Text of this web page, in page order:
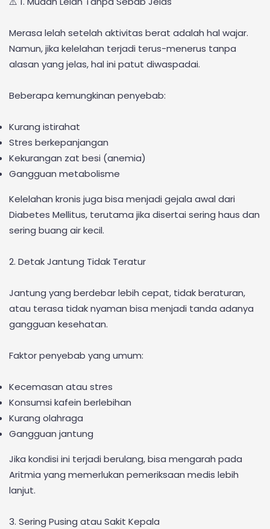
Merasa lelah setelah aktivitas berat adalah hal wajar.
Namun, jika kelelahan terjadi terus-menerus tanpa
alasan yang jelas, hal ini patut diwaspadai.
Beberapa kemungkinan penyebab:
Kurang istirahat
Stres berkepanjangan
Kekurangan zat besi (anemia)
Gangguan metabolisme
Kelelahan kronis juga bisa menjadi gejala awal dari
Diabetes Mellitus, terutama jika disertai sering haus dan
sering buang air kecil.
2. Detak Jantung Tidak Teratur
Jantung yang berdebar lebih cepat, tidak beraturan,
atau terasa tidak nyaman bisa menjadi tanda adanya
gangguan kesehatan.
Faktor penyebab yang umum:
Kecemasan atau stres
Konsumsi kafein berlebihan
Kurang olahraga
Gangguan jantung
Jika kondisi ini terjadi berulang, bisa mengarah pada
Aritmia yang memerlukan pemeriksaan medis lebih
lanjut.
3. Sering Pusing atau Sakit Kepala